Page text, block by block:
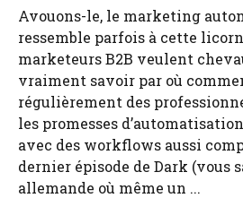
Avouons-le, le marketing
ressemble parfois à cette
marketeurs B2B veulent
vraiment savoir par où
régulièrement des
les promesses
avec des workflows aussi
dernier épisode de Dark (vous
allemande où même un ...